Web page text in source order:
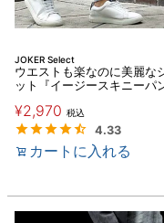
JOKER Select
ウエストも楽なのに美麗な
ット『イージースキニーパ
¥2,970 税込
4.33
カートに入れる